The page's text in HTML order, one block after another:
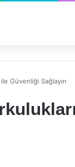
Güvenliği Sağlayın